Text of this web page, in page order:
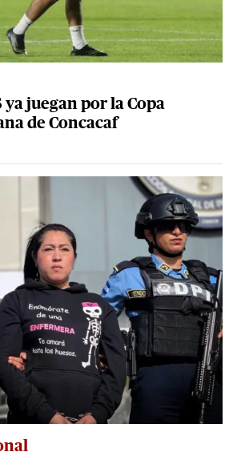
ya juegan por la Copa
de Concacaf